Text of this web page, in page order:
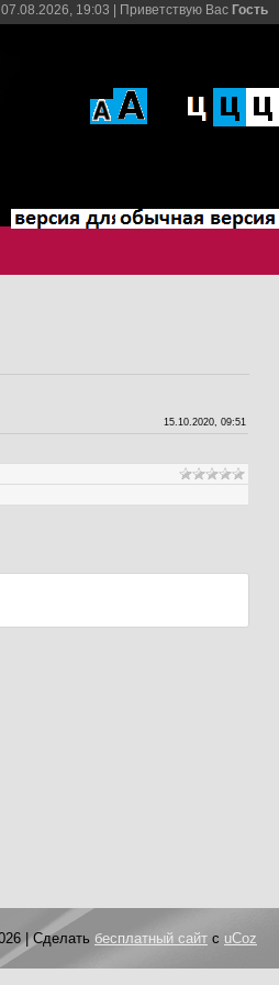
19:03 | Приветствую Вас Гость
15.10.2020, 09:51
|Сделать бесплатный сайт с uCoz